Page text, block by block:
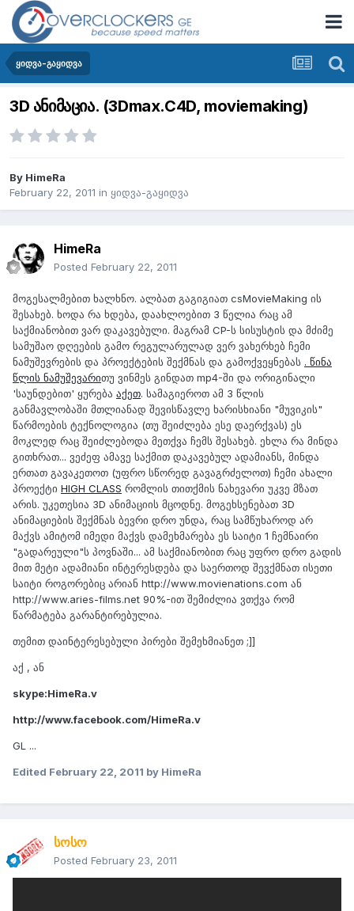
ყიდვა-გაყიდვა
3D ანიმაცია. (3Dmax.C4D, moviemaking)
By HimeRa
February 22, 2011 in ყიდვა-გაყიდვა
HimeRa
Posted February 22, 2011
მოგესალმებით ხალხნო. ალბათ გაგიგიათ csMovieMaking ის
შესახებ. ხოდა რა ხდება, დაახლოებით 3 წელია რაც ამ
საქმიანობით ვარ დაკავებული. მაგრამ CP-ს სისუსტის და მძიმე
სამუშაო დღეების გამო რეგულარულად ვერ ვახერხებ ჩემი
ნამუშევრების და პროექტების შექმნას და გამოქვეყნებას . წინა
წლის ნამუშევარითუ ვინმეს გინდათ mp4-ში და ორიგინალი
'საუნდებით' ყურება აქეთ. სამაგიეროთ ამ 3 წლის
განმავლობაში მთლიანად შევისწავლე ხარისხიანი "მუვიკის"
წარმოების ტექნოლოგია (თუ შეიძლება ესე დაერქვას) ეს
მოკლედ რაც შეიძლებოდა მეთქვა ჩემს შესახებ. ეხლა რა მინდა
გითხრათ... ვეძეფ ამავე საქმით დაკავებულ ადამიანს, მინდა
ერთათ გავაკეთოთ (უფრო სწორედ გავაგრძელოთ) ჩემი ახალი
პროექტი HIGH CLASS რომლის თითქმის ნახევარი უკვე მზათ
არის. უკეთესია 3D ანიმაციის მცოდნე. მოგეხსენებათ 3D
ანიმაციების შექმნას ბევრი დრო უნდა, რაც სამწუხაროდ არ
მაქვს ამიტომ იმედი მაქვს დამეხმარება ეს საიტი 1 ჩემნაირი
"გადარეული"ს პოვნაში... ამ საქმიანობით რაც უფრო დრო გადის
მით მეტი ადამიანი ინტერესდება და საერთოდ შევქმნათ ისეთი
საიტი როგორებიც არიან http://www.movienations.com ან
http://www.aries-films.net 90%-ით შემიძლია ვთქვა რომ
წარმატება გარანტირებულია.
თემით დაინტერესებული პირები შემეხმიანეთ ;]]
აქ , ან
skype:HimeRa.v
http://www.facebook.com/HimeRa.v
GL ...
Edited February 22, 2011 by HimeRa
სოსო
Posted February 23, 2011